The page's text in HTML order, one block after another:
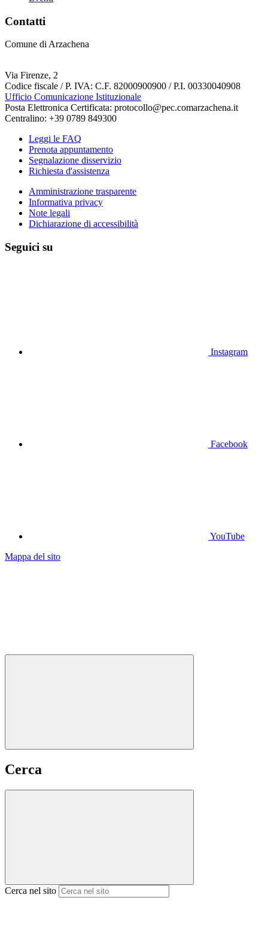
Contatti
Comune di Arzachena
Via Firenze, 2
Codice fiscale / P. IVA: C.F. 82000900900 / P.I. 00330040908
Ufficio Comunicazione Istituzionale
Posta Elettronica Certificata: protocollo@pec.comarzachena.it
Centralino: +39 0789 849300
Leggi le FAQ
Prenota appuntamento
Segnalazione disservizio
Richiesta d'assistenza
Amministrazione trasparente
Informativa privacy
Note legali
Dichiarazione di accessibilità
Seguici su
Instagram
Facebook
YouTube
Mappa del sito
Cerca
Cerca nel sito